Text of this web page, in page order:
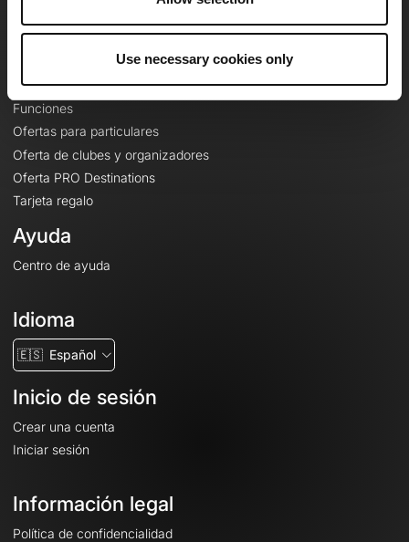
Use necessary cookies only
Le Mag'
Mapas base topográficos
Funciones
Ofertas para particulares
Oferta de clubes y organizadores
Oferta PRO Destinations
Tarjeta regalo
Ayuda
Centro de ayuda
Idioma
🇪🇸 Español
Inicio de sesión
Crear una cuenta
Iniciar sesión
Información legal
Política de confidencialidad